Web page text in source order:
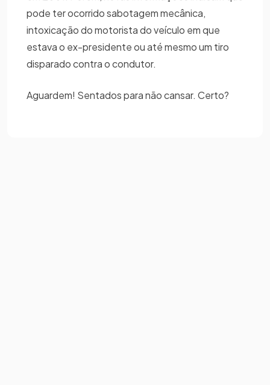
pode ter ocorrido sabotagem mecânica,
intoxicação do motorista do veículo em que
estava o ex-presidente ou até mesmo um tiro
disparado contra o condutor.
Aguardem! Sentados para não cansar. Certo?